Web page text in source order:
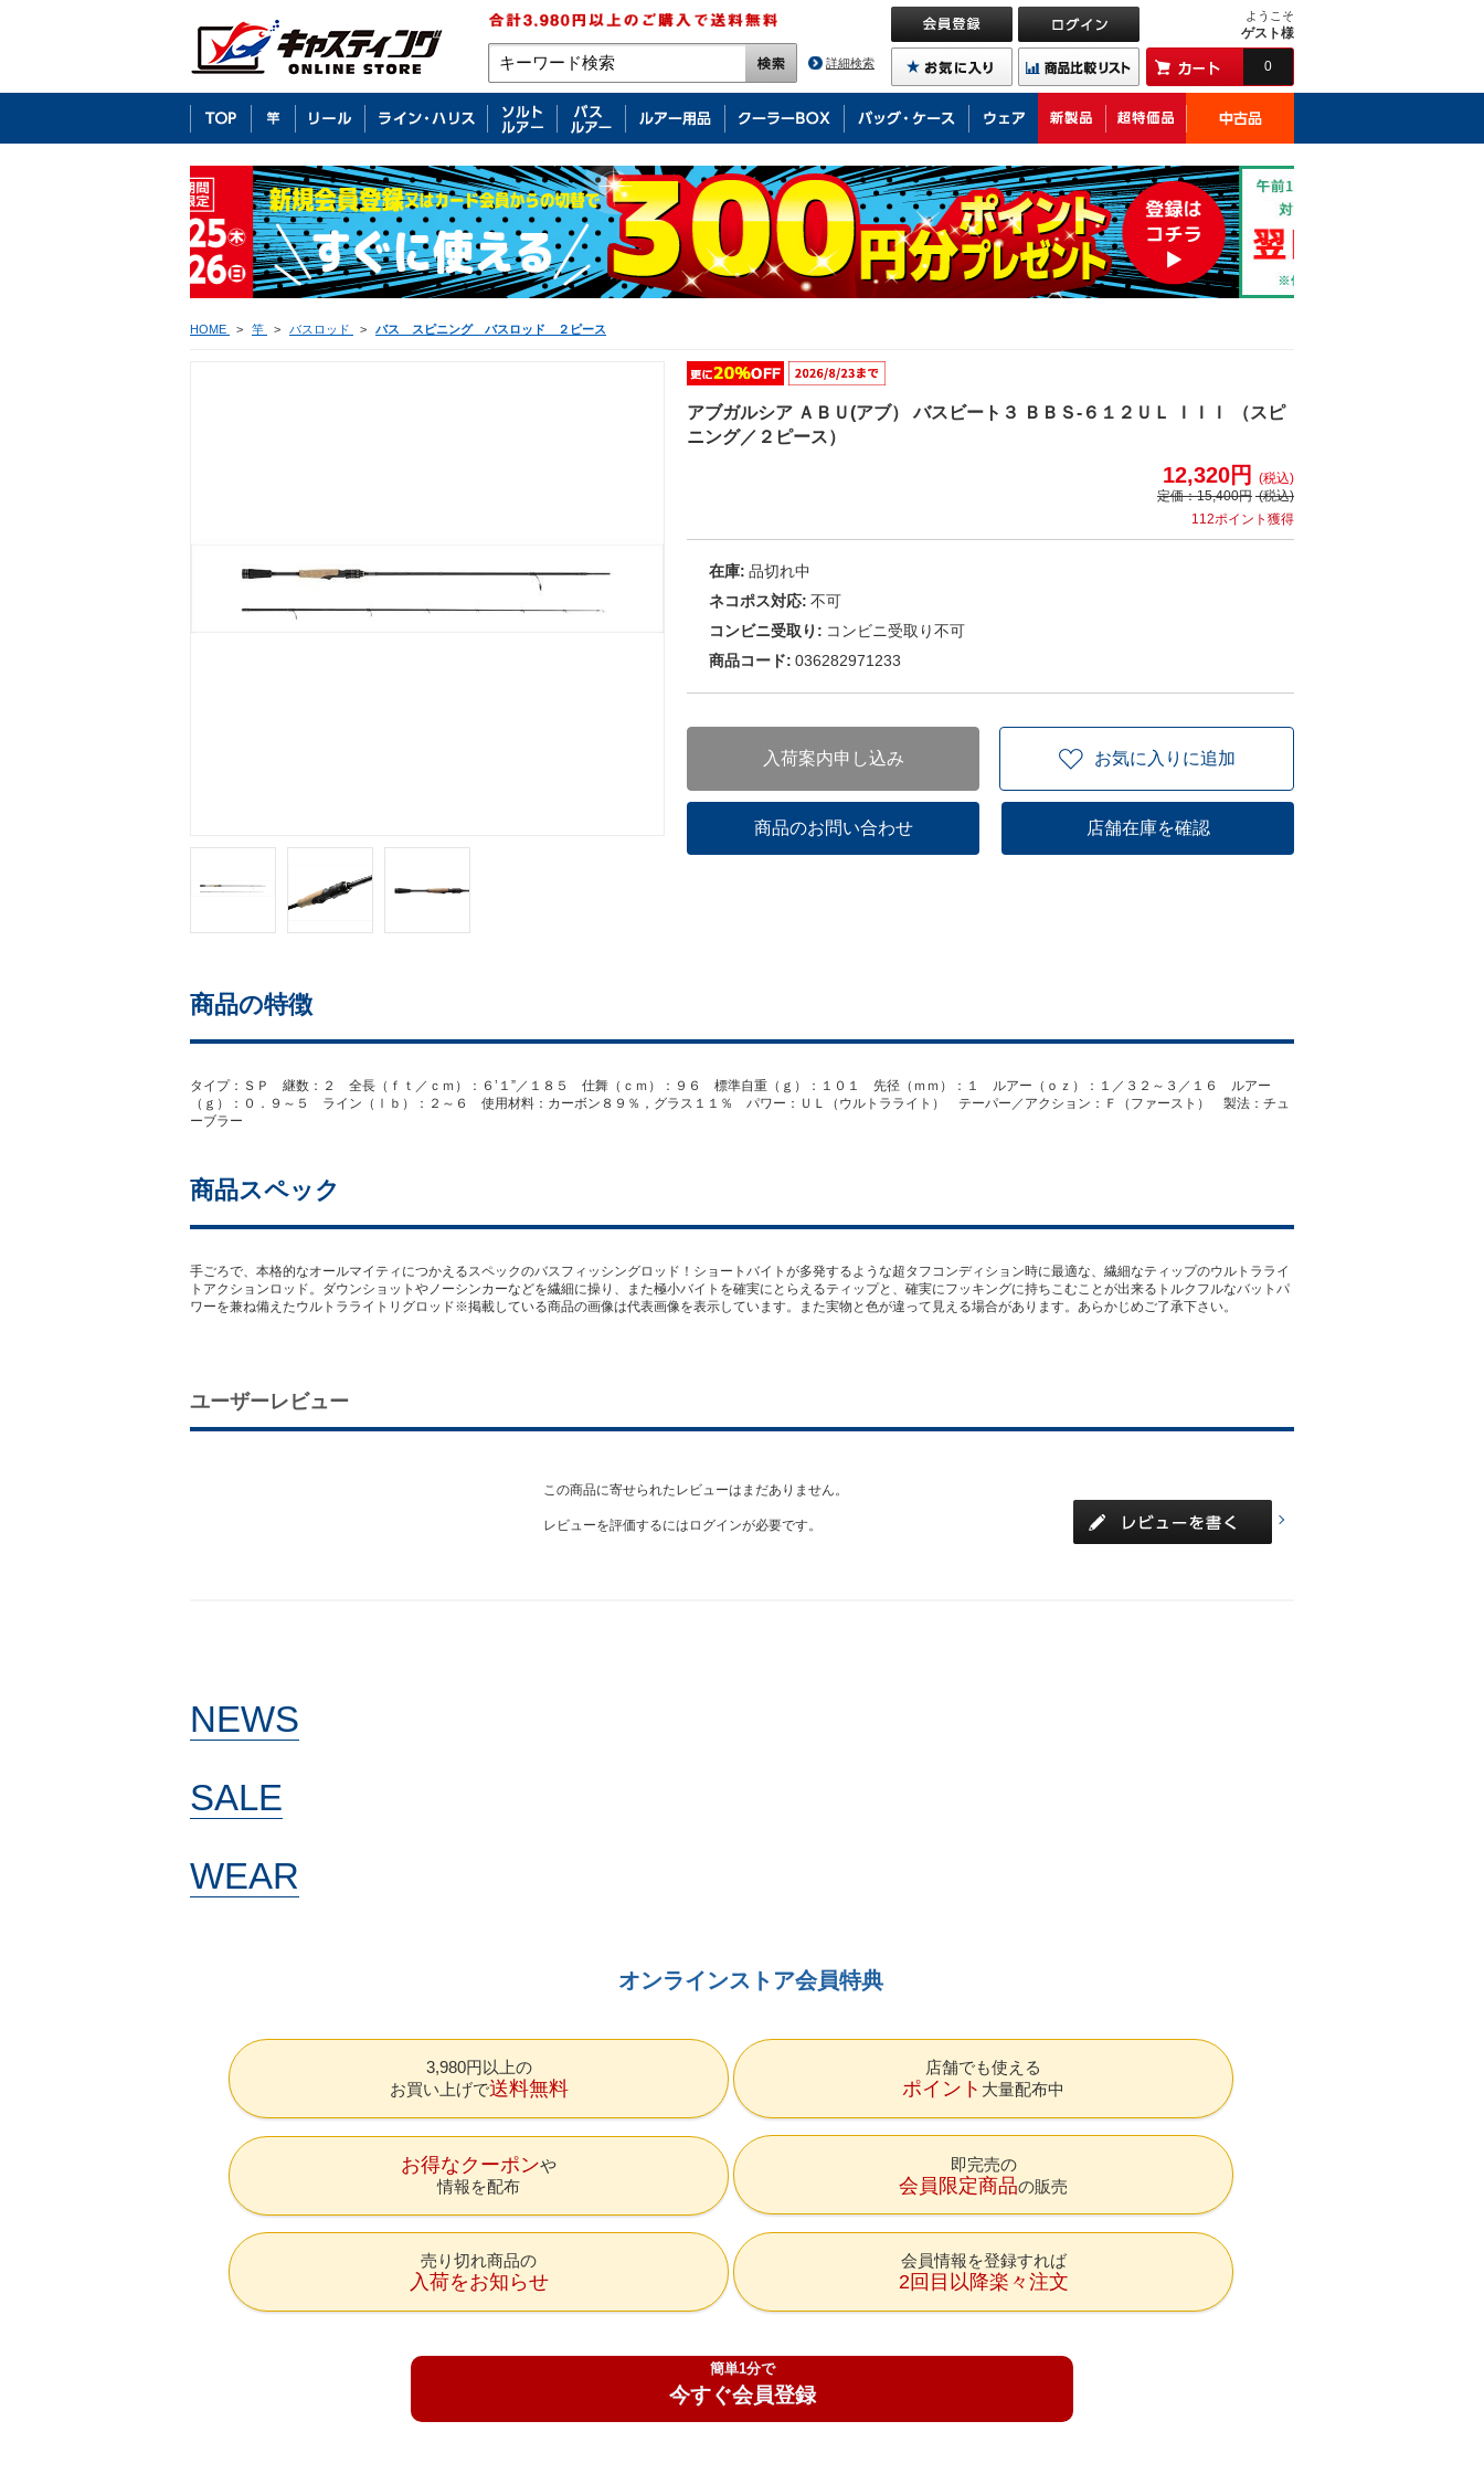
詳細検索
ようこそ
ゲスト様
0
HOME > 竿 > バスロッド > バス スピニング バスロッド ２ピース
アブガルシア ＡＢＵ(アブ） バスビート３ ＢＢＳ-６１２ＵＬ ＩＩＩ （スピ
ニング／２ピース）
12,320円
(税込)
定価：15,400円 (税込)
112ポイント獲得
在庫: 品切れ中
ネコポス対応: 不可
コンビニ受取り: コンビニ受取り不可
商品コード: 036282971233
入荷案内申し込み お気に入りに追加
商品のお問い合わせ 店舗在庫を確認
商品の特徴
タイプ：ＳＰ 継数：２ 全長（ｆｔ／ｃｍ）：６’１”／１８５ 仕舞（ｃｍ）：９６ 標準自重（ｇ）：１０１ 先径（ｍｍ）：１ ルアー（ｏｚ）：１／３２～３／１６ ルアー
（ｇ）：０．９～５ ライン（ｌｂ）：２～６ 使用材料：カーボン８９％，グラス１１％ パワー：ＵＬ（ウルトラライト） テーパー／アクション：Ｆ（ファースト） 製法：チュ
ーブラー
商品スペック
手ごろで、本格的なオールマイティにつかえるスペックのバスフィッシングロッド！ショートバイトが多発するような超タフコンディション時に最適な、繊細なティップのウルトラライ
トアクションロッド。ダウンショットやノーシンカーなどを繊細に操り、また極小バイトを確実にとらえるティップと、確実にフッキングに持ちこむことが出来るトルクフルなバットパ
ワーを兼ね備えたウルトラライトリグロッド※掲載している商品の画像は代表画像を表示しています。また実物と色が違って見える場合があります。あらかじめご了承下さい。
ユーザーレビュー
この商品に寄せられたレビューはまだありません。
レビューを評価するには ログインが必要です。
NEWS
SALE
WEAR
オンラインストア会員特典
3,980円以上の
お買い上げで送料無料
店舗でも使える
ポイント 大量配布中
お得なクーポン
情報を配布
即完売の
会員限定商品の販売
売り切れ商品の
入荷をお知らせ
会員情報を登録すれば
2回目以降楽々注文
簡単1分で
今すぐ会員登録